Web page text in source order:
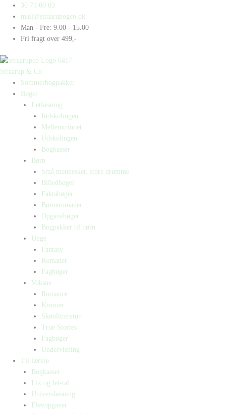
indholdet
30 71 00 03
mail@straarupogco.dk
Man - Fre: 9.00 - 15.00
Fri fragt over 499,-
Straarup & Co
Sommerbogpakker
Bøger
Letlæsning
Indskolingen
Mellemtrinnet
Udskolingen
Bogkasser
Børn
Små mennesker, store drømme
Billedbøger
Faktabøger
Børneromaner
Opgavebøger
Bogpakker til børn
Unge
Fantasy
Romaner
Fagbøger
Voksne
Romance
Krimier
Skønlitteratur
True Stories
Fagbøger
Undervisning
Til lærere
Bogkasser
Lix og let-tal
Universlæsning
Elevopgaver
Products
search
Products
search